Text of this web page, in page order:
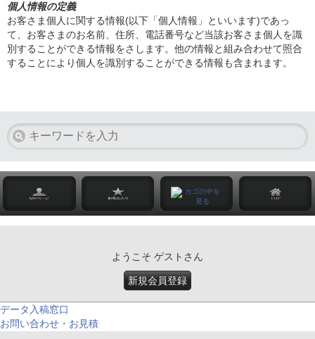
個人情報の定義
お客さま個人に関する情報(以下「個人情報」といいます)であっ
て、お客さまのお名前、住所、電話番号など当該お客さま個人を識
別することができる情報をさします。他の情報と組み合わせて照合
することにより個人を識別することができる情報も含まれます。
ようこそ ゲストさん
新規会員登録
データ入稿窓口
お問い合わせ・お見積